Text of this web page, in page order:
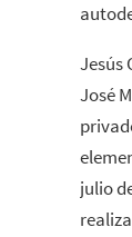
Jesús
José
julio